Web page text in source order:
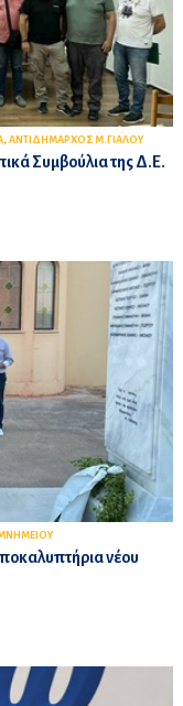
, ΑΝΤΙΔΗΜΑΡΧΟΣ Μ.ΓΙΑΛΟΥ
Συμβούλια της Δ.Ε.
νέου